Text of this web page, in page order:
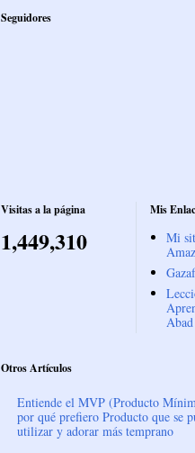
Seguidores
Visitas a la página
1,449,310
Mis
Mi
Otros Artículos
Entiende el MVP (Producto
por qué prefiero Producto que se
utilizar y adorar más temprano